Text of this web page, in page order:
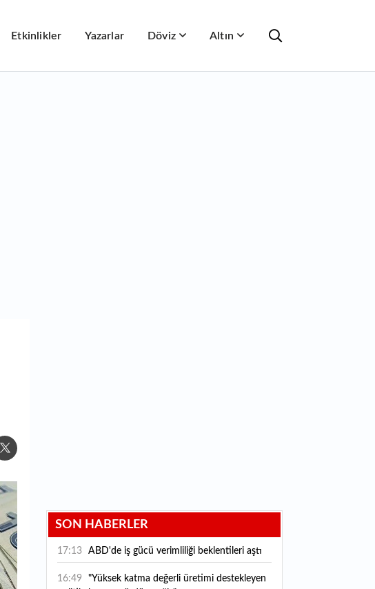
Etkinlikler Yazarlar Döviz Altın
SON HABERLER
17:13 ABD'de iş gücü verimliliği beklentileri aştı
16:49
"Yüksek katma değerli üretimi destekleyen